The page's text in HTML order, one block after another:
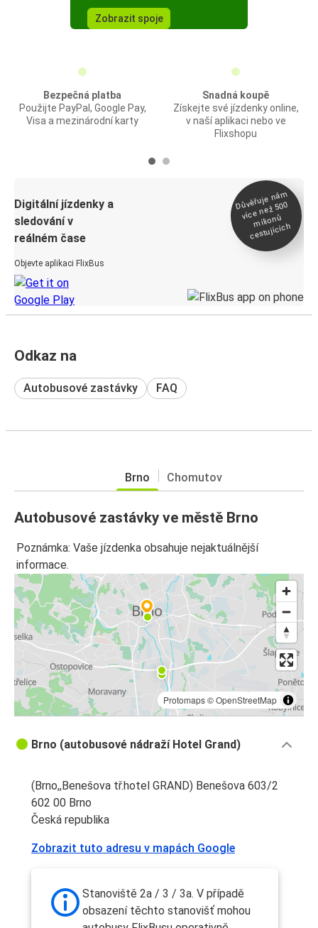
Zobrazit spoje
Bezpečná platba
Použijte PayPal, Google Pay,
Visa a mezinárodní karty
Snadná koupě
Získejte své jízdenky online,
v naší aplikaci nebo ve
Flixshopu
Digitální jízdenky a
sledování v
reálném čase
Objevte aplikaci FlixBus
Důvěřuje ná
m
více než 500
milionů
cestujících
Odkaz na
Autobusové zastávky FAQ
Brno Chomutov
Autobusové zastávky ve městě Brno
Poznámka: Vaše jízdenka obsahuje nejaktuálnější
informace.
Protomaps©OpenStreetMap
Brno (autobusové nádraží Hotel Grand)
(Brno,,Benešova tř.hotel GRAND) Benešova 603/2
602 00 Brno
Česká republika
Zobrazit tuto adresu v mapách Google
Stanoviště 2a / 3 / 3a. V případě
obsazení těchto stanovišť mohou